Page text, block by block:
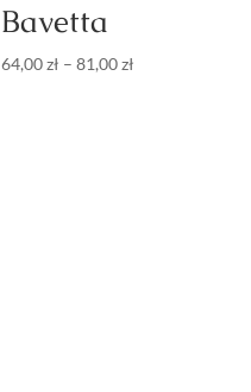
Bavetta
64,00zł – 81,00złZakres